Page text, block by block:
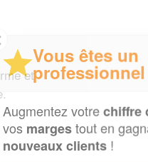
et
un
?
chiffre d'affaireset
en gagnant de
!